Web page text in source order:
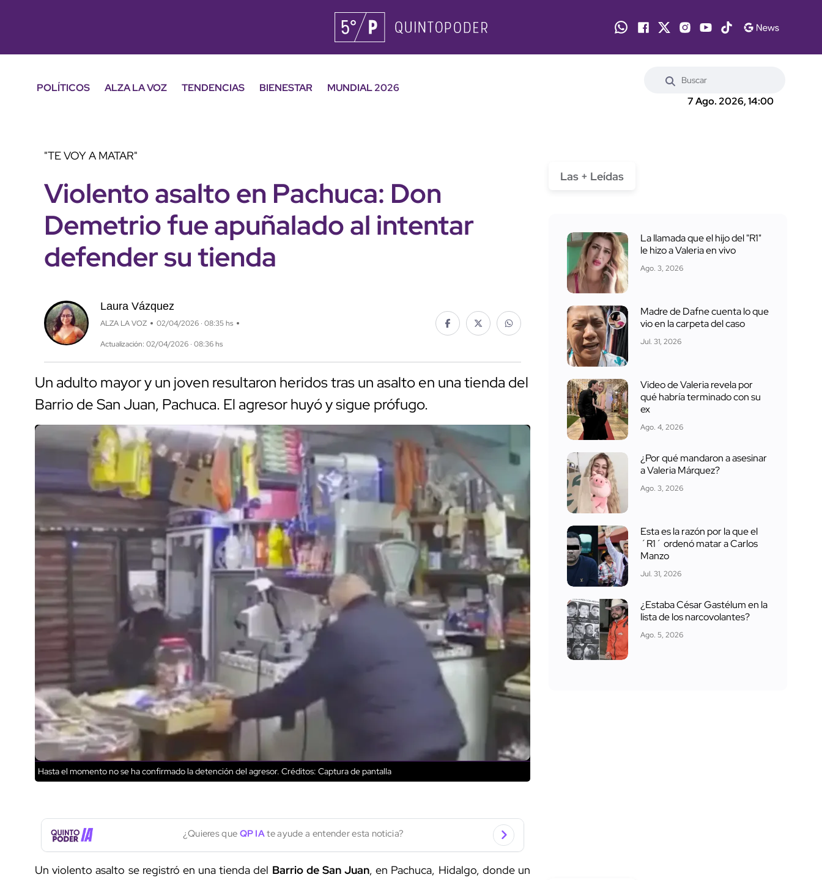
POLÍTICOS ALZA LA VOZ TENDENCIAS BIENESTAR
MUNDIAL 2026
7 Ago. 2026, 14:00
"TE VOY A MATAR"
Violento asalto en Pachuca: Don
Demetrio fue apuñalado al intentar
defender su tienda
Laura Vázquez
ALZA LA VOZ 02/04/2026 · 08:35 hs
Actualización: 02/04/2026 · 08:36 hs
Un adulto mayor y un joven resultaron heridos tras un asalto en una tienda del
Barrio de San Juan, Pachuca. El agresor huyó y sigue prófugo.
Hasta el momento no se ha confirmado la detención del agresor. Créditos: Captura de pantalla
¿Quieres que QP IAte ayude a entender esta noticia?
Un violento asalto se registró en una tienda del Barrio de San Juan, en Pachuca, Hidalgo, donde un
Las + Leídas
La llamada que el hijo del "R1"
le hizo a Valeria en vivo
Ago. 3, 2026
Madre de Dafne cuenta lo que
vio en la carpeta del caso
Jul. 31, 2026
Video de Valeria revela por
qué habría terminado con su
ex
Ago. 4, 2026
¿Por qué mandaron a asesinar
a Valeria Márquez?
Ago. 3, 2026
Esta es la razón por la que el
´R1´ ordenó matar a Carlos
Manzo
Jul. 31, 2026
¿Estaba César Gastélum en la
lista de los narcovolantes?
Ago. 5, 2026